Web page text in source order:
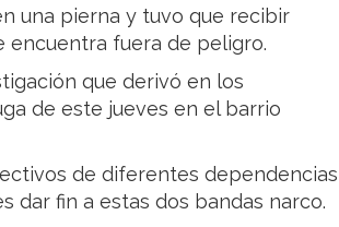
una pierna y tuvo que recibir
encuentra fuera de peligro.
que derivó en los
de este jueves en el barrio
de diferentes dependencias
dar fin a estas dos bandas narco.